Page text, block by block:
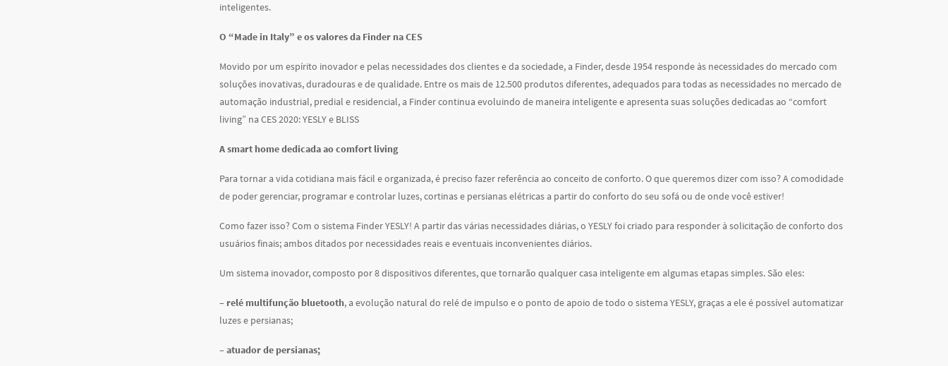
inteligentes.
O “Made in Italy” e os valores da Finder na CES
Movido por um espírito inovador e pelas necessidades dos clientes e da sociedade, a Finder, desde 1954 responde às necessidades do mercado com
soluções inovativas, duradouras e de qualidade. Entre os mais de 12.500 produtos diferentes, adequados para todas as necessidades no mercado de
automação industrial, predial e residencial, a Finder continua evoluindo de maneira inteligente e apresenta suas soluções dedicadas ao “comfort
living” na CES 2020: YESLY e BLISS
A smart home dedicada ao comfort living
Para tornar a vida cotidiana mais fácil e organizada, é preciso fazer referência ao conceito de conforto. O que queremos dizer com isso? A comodidade
de poder gerenciar, programar e controlar luzes, cortinas e persianas elétricas a partir do conforto do seu sofá ou de onde você estiver!
Como fazer isso? Com o sistema Finder YESLY! A partir das várias necessidades diárias, o YESLY foi criado para responder à solicitação de conforto dos
usuários finais; ambos ditados por necessidades reais e eventuais inconvenientes diários.
Um sistema inovador, composto por 8 dispositivos diferentes, que tornarão qualquer casa inteligente em algumas etapas simples. São eles:
– relé multifunção bluetooth, a evolução natural do relé de impulso e o ponto de apoio de todo o sistema YESLY, graças a ele é possível automatizar
luzes e persianas;
– atuador de persianas;